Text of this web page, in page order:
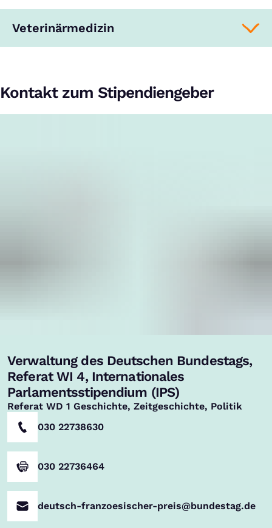
Veterinärmedizin
Kontakt zum Stipendiengeber
Verwaltung des Deutschen Bundestags,
Referat WI 4, Internationales
Parlamentsstipendium (IPS)
,
Referat WD 1 Geschichte, Zeitgeschichte, Politik
030 22738630
030 22736464
deutsch-franzoesischer-preis@bundestag.de